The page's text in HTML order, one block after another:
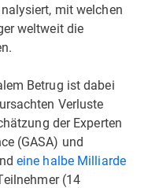
mit welchen
weltweit die
Betrug ist dabei
Verluste
der Experten
(GASA) und
eine halbe Milliarde
(14